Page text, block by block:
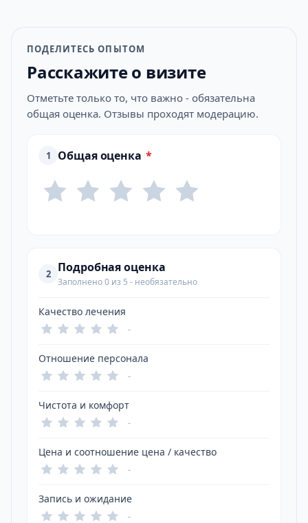
ПОДЕЛИТЕСЬ ОПЫТОМ
Расскажите о визите
Отметьте только то, что важно - обязательна
общая оценка. Отзывы проходят модерацию.
1 Общая оценка *
2 Подробная оценка
Заполнено 0 из 5 - необязательно
Качество лечения
-
Отношение персонала
-
Чистота и комфорт
-
Цена и соотношение цена / качество
-
Запись и ожидание
-